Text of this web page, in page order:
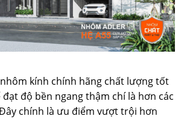
kính chính hãng chất lượng tốt
độ bền ngang thậm chí là hơn các
chính là ưu điểm vượt trội hơn